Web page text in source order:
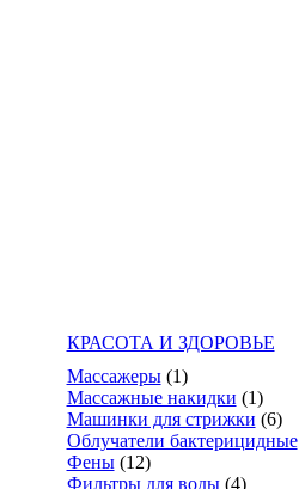
КРАСОТА И ЗДОРОВЬЕ
Массажеры (1)
Массажные накидки (1)
Машинки для стрижки (6)
Облучатели бактерицидные
Фены (12)
Фильтры для воды (4)